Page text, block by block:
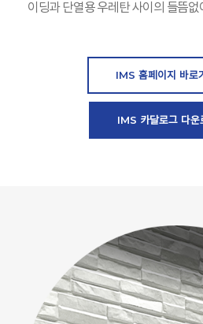
이딩과 단열용 우레탄 사이의 들뜸
IMS 홈페이지 바로
IMS 카달로그 다운